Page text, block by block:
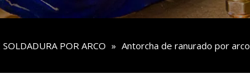
POR ARCO » Antorcha de ranurado por arco